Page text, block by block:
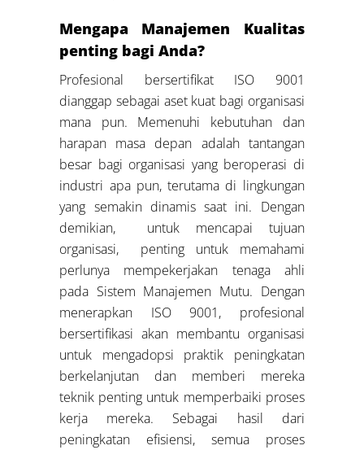
Mengapa Manajemen Kualitas
penting bagi Anda?
Profesional bersertifikat ISO 9001
dianggap sebagai aset kuat bagi organisasi
mana pun. Memenuhi kebutuhan dan
harapan masa depan adalah tantangan
besar bagi organisasi yang beroperasi di
industri apa pun, terutama di lingkungan
yang semakin dinamis saat ini. Dengan
demikian, untuk mencapai tujuan
organisasi, penting untuk memahami
perlunya mempekerjakan tenaga ahli
pada Sistem Manajemen Mutu. Dengan
menerapkan ISO 9001, profesional
bersertifikasi akan membantu organisasi
untuk mengadopsi praktik peningkatan
berkelanjutan dan memberi mereka
teknik penting untuk memperbaiki proses
kerja mereka. Sebagai hasil dari
peningkatan efisiensi, semua proses